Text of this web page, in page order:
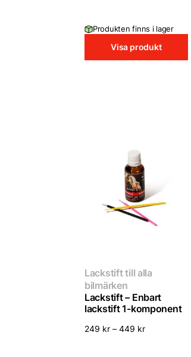
Produkten finns i lager
Visa produkt
Lackstift till alla
bilmärken
Lackstift – Enbart
lackstift 1-komponent
249 kr – 449 kr